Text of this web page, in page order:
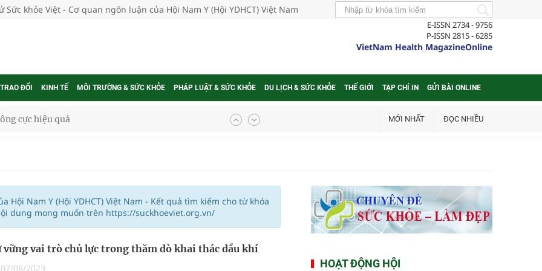
Sức khỏe Việt - Cơ quan ngôn luận của Hội Nam Y (Hội YDHCT) Việt Nam
E-ISSN 2734 - 9756
P-ISSN 2815 - 6285
VietNam Health MagazineOnline
ĐỔI KINH TẾ MÔI TRƯỜNG & SỨC KHỎE PHÁP LUẬT & SỨC KHỎE DU LỊCH & SỨC KHỎE THẾ GIỚI TẠP CHÍ IN GỬI BÀI ONLINE
thực tế
ung thư
Của Các Loài Nhân Sâm (Panax Spp.): Tổng
MỚI NHẤT ĐỌC NHIỀU
Hội Nam Y (Hội YDHCT) Việt Nam - Kết quả tìm kiếm cho từ khóa
dung mong muốn trên https://suckhoeviet.org.vn/
vững vai trò chủ lực trong thăm dò khai thác dầu khí
07/08/2023
HOẠT ĐỘNG HỘI